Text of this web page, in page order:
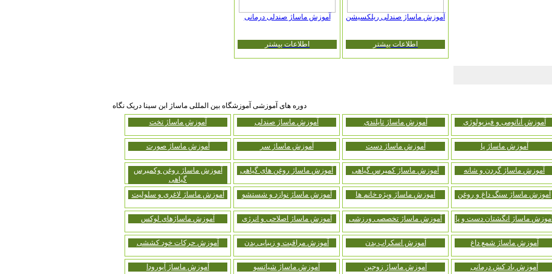
آموزش ماساژ صندلی ریلکسیشن
اطلاعات بیشتر
آموزش ماساژ صندلی درمانی
اطلاعات بیشتر
دوره های آموزشی آموزشگاه بین المللی ماساژ ابن سینا دریک نگاه
آموزش آناتومی و فیزیولوژی
آموزش ماساژ تایلندی آموزش ماساژ صندلی آموزش ماساژ تخت
آموزش ماساژ پا آموزش ماساژ دست آموزش ماساژ سر آموزش ماساژ صورت
آموزش ماساژ گردن و شانه آموزش ماساژ کمپرس گیاهی آموزش ماساژ روغن های گیاهی
آموزش ماساژ روغن وکمپرس
گیاهی
آموزش ماساژ سنگ داغ و روغن
آموزش ماساژ ویژه خانم ها آموزش ماساژ نوازد و شستشو آموزش ماساژ لاغری و سلولیت
آموزش ماساژ انگشتان دست و پا آموزش ماساژ تخصصی ورزشی آموزش ماساژ اصلاحی و انرژی آموزش ماساژهای لوکس
آموزش ماساژ شمع داغ آموزش اسکراب بدن آموزش مراقبت و زیبایی بدن آموزش حرکات خود کششی
آموزش باد کش درمانی آموزش ماساژ زوجین آموزش ماساژ شیاتسو آموزش ماساژ آیورودا